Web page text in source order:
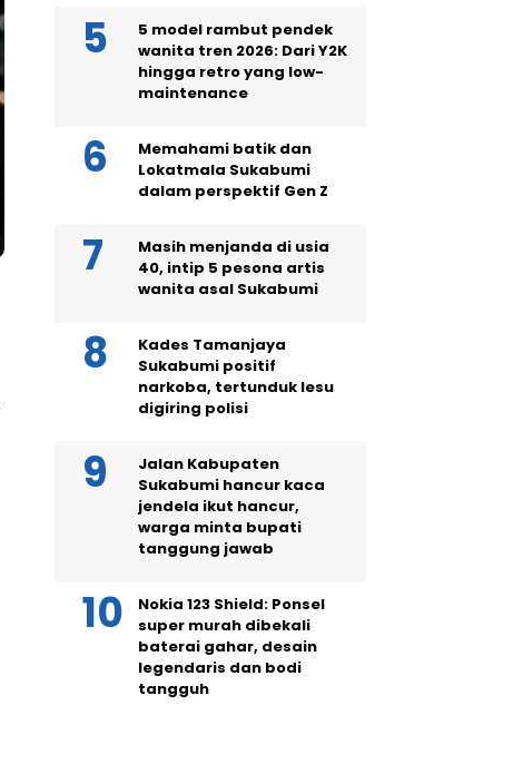
5 model rambut pendek
wanita tren 2026: Dari Y2K
hingga retro yang low-
maintenance
Memahami batik dan
Lokatmala Sukabumi
dalam perspektif Gen Z
Masih menjanda di usia
40, intip 5 pesona artis
wanita asal Sukabumi
Kades Tamanjaya
Sukabumi positif
narkoba, tertunduk lesu
digiring polisi
Jalan Kabupaten
Sukabumi hancur kaca
jendela ikut hancur,
warga minta bupati
tanggung jawab
Nokia 123 Shield: Ponsel
super murah dibekali
baterai gahar, desain
legendaris dan bodi
tangguh